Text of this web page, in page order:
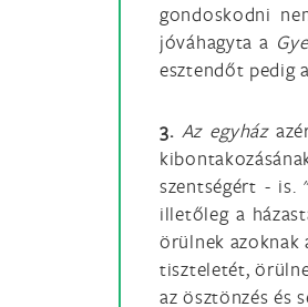
gondoskodni
jóváhagyta a
esztendőt pedig
3. Az egyház
szentségért - is.
illetőleg a
örülnek azoknak
tiszteletét,
az ösztönzés és